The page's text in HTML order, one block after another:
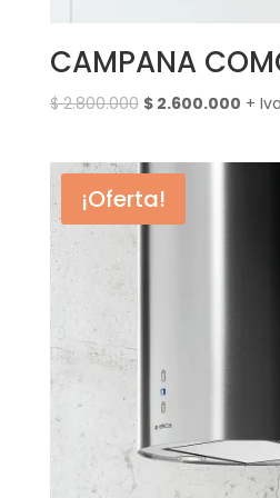
CAMPANA
$2.800.000 El
era:
$ 2.800.000.
$2.600.000El+ Iva
¡Oferta!